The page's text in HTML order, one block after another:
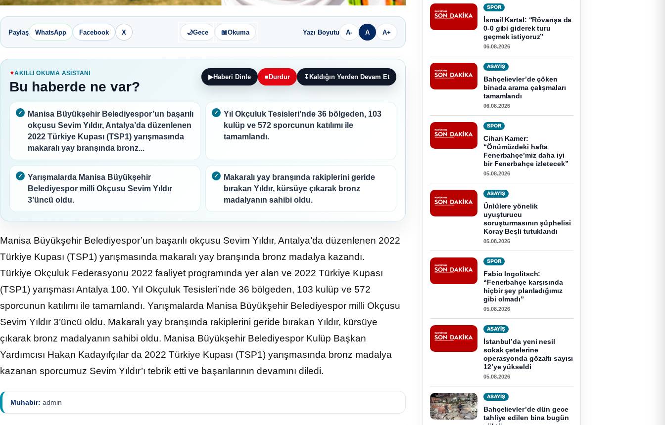
Paylaş WhatsApp Facebook X 🌙Gece 📖Okuma Yazı Boyutu A- A A+
AKILLI OKUMA ASISTANI
Bu haberde ne var?
▶Haberi Dinle ■ Durdur ↧ Kaldığın Yerden Devam Et
Manisa Büyükşehir Belediyespor’un başarılı
okçusu Sevim Yıldır, Antalya’da düzenlenen
2022 Türkiye Kupası (TSP1) yarışmasında
makaralı yay branşında bronz...
Yıl Okçuluk Tesisleri’nde 36 bölgeden, 103
kulüp ve 572 sporcunun katılımı ile
tamamlandı.
Yarışmalarda Manisa Büyükşehir
Belediyespor milli Okçusu Sevim Yıldır
3’üncü oldu.
Makaralı yay branşında rakiplerini geride
bırakan Yıldır, kürsüye çıkarak bronz
madalyanın sahibi oldu.
Manisa Büyükşehir Belediyespor’un başarılı okçusu Sevim Yıldır, Antalya’da düzenlenen 2022
Türkiye Kupası (TSP1) yarışmasında makaralı yay branşında bronz madalya kazandı.
Türkiye Okçuluk Federasyonu 2022 faaliyet programında yer alan ve 2022 Türkiye Kupası
(TSP1) yarışması Antalya 100. Yıl Okçuluk Tesisleri’nde 36 bölgeden, 103 kulüp ve 572
sporcunun katılımı ile tamamlandı. Yarışmalarda Manisa Büyükşehir Belediyespor milli Okçusu
Sevim Yıldır 3’üncü oldu. Makaralı yay branşında rakiplerini geride bırakan Yıldır, kürsüye
çıkarak bronz madalyanın sahibi oldu. Manisa Büyükşehir Belediyespor Kulüp Başkan
Yardımcısı Hakan Kadayıfçılar da 2022 Türkiye Kupası (TSP1) yarışmasında bronz madalya
kazanan sporcumuz Sevim Yıldır’ı tebrik etti ve başarılarının devamını diledi.
Muhabir: admin
SPOR
İsmail Kartal: “Rövanşa da
0-0 gibi giderek turu
geçmek istiyoruz”
06.08.2026
ASAYİŞ
Bahçelievler’de çöken
binada arama çalışmaları
tamamlandı
06.08.2026
SPOR
Cihan Kamer:
“Önümüzdeki hafta
Fenerbahçe’miz daha iyi
bir Fenerbahçe izletecek”
05.08.2026
ASAYİŞ
Ünlülere yönelik
uyuşturucu
soruşturmasının şüphelisi
Koray Beşli tutuklandı
05.08.2026
SPOR
Fabio Ingolitsch:
“Fenerbahçe karşısında
hiçbir şey planladığımız
gibi olmadı”
05.08.2026
ASAYİŞ
İstanbul’da yeni nesil
sokak çetelerine
operasyonda gözaltı sayısı
12’ye yükseldi
05.08.2026
ASAYİŞ
Bahçelievler’de dün gece
tahliye edilen bina bugün